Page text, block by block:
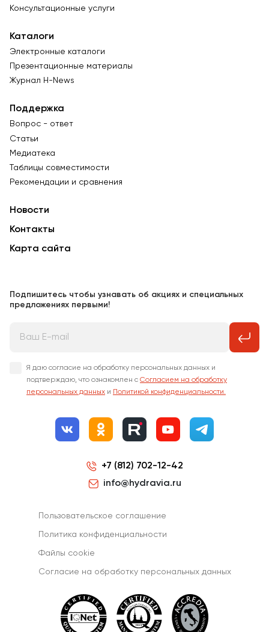
Консультационные услуги
Каталоги
Электронные каталоги
Презентационные материалы
Журнал Н-News
Поддержка
Вопрос - ответ
Статьи
Медиатека
Таблицы совместимости
Рекомендации и сравнения
Новости
Контакты
Карта сайта
Подпишитесь чтобы узнавать об акциях и специальных
предложениях первыми!
Я даю согласие на обработку персональных данных и
подтверждаю, что ознакомлен с Согласием на обработку
персональных данных и Политикой конфиденциальности.
+7 (812) 702-12-42
info@hydravia.ru
Пользовательское соглашение
Политика конфиденциальности
Файлы cookie
Согласиe на обработку персональных данных